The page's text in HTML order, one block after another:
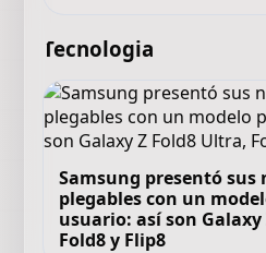
Tecnologia
Samsung presentó sus
plegables con un
usuario: así son Galaxy
Fold8 y Flip8